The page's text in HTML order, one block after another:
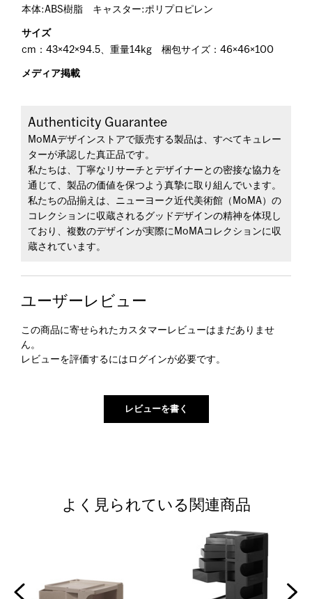
本体:ABS樹脂 キャスター:ポリプロピレン
サイズ
cm：43×42×94.5、重量14kg 梱包サイズ：46×46×100
メディア掲載
Authenticity Guarantee
MoMAデザインストアで販売する製品は、すべてキュレー
ターが承認した真正品です。
私たちは、丁寧なリサーチとデザイナーとの密接な協力を
通じて、製品の価値を保つよう真摯に取り組んでいます。
私たちの品揃えは、ニューヨーク近代美術館（MoMA）の
コレクションに収蔵されるグッドデザインの精神を体現し
ており、複数のデザインが実際にMoMAコレクションに収
蔵されています。
ユーザーレビュー
この商品に寄せられたカスタマーレビューはまだありませ
ん。
レビューを評価するには ログインが必要です。
よく見られている関連商品